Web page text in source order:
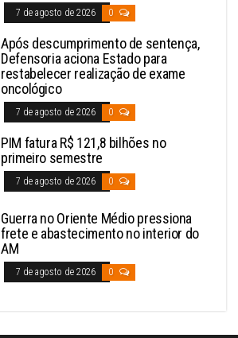
7 de agosto de 2026 0
Após descumprimento de sentença,
Defensoria aciona Estado para
restabelecer realização de exame
oncológico
7 de agosto de 2026 0
PIM fatura R$ 121,8 bilhões no
primeiro semestre
7 de agosto de 2026 0
Guerra no Oriente Médio pressiona
frete e abastecimento no interior do
AM
7 de agosto de 2026 0